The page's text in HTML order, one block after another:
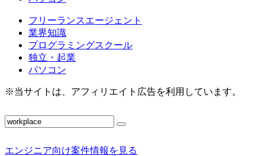
フリーランスエージェント
業界知識
プログラミングスクール
独立・起業
パソコン
※当サイトは、アフィリエイト広告を利用しています。
エンジニア向け案件情報を見る